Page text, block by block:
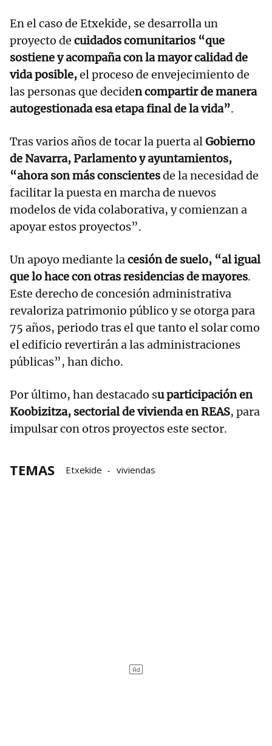
En el caso de Etxekide, se desarrolla un
proyecto de cuidados comunitarios “que
sostiene y acompaña con la mayor calidad de
vida posible,el proceso de envejecimiento de
las personas que deciden compartir de manera
autogestionada esa etapa final de la vida”.
Tras varios años de tocar la puerta alGobierno
de Navarra, Parlamento y ayuntamientos,
“ahora son más conscientesde la necesidad de
facilitar la puesta en marcha de nuevos
modelos de vida colaborativa, y comienzan a
apoyar estos proyectos”.
Un apoyo mediante lacesión de suelo, “al igual
que lo hace con otras residencias de mayores.
Este derecho de concesión administrativa
revaloriza patrimonio público y se otorga para
75 años, periodo tras el que tanto el solar como
el edificio revertirán a las administraciones
públicas”, han dicho.
Por último, han destacado su participación en
Koobizitza, sectorial de vivienda en REAS, para
impulsar con otros proyectos este sector.
TEMAS Etxekide viviendas